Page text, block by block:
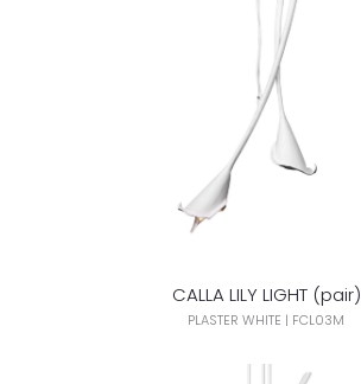
CALLA LILY LIGHT (pair)
PLASTER WHITE | FCL03M